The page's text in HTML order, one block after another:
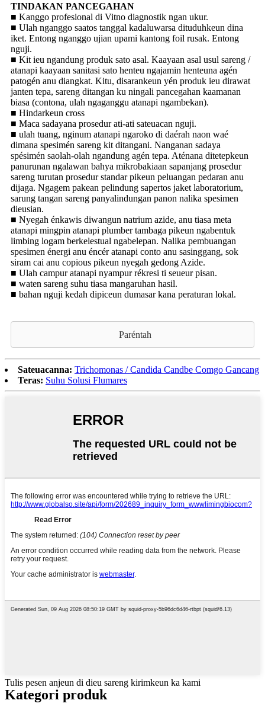
TINDAKAN PANCEGAHAN
■ Kanggo profesional di Vitno diagnostik ngan ukur.
■ Ulah nganggo saatos tanggal kadaluwarsa dituduhkeun dina
iket. Entong nganggo ujian upami kantong foil rusak. Entong
nguji.
■ Kit ieu ngandung produk sato asal. Kaayaan asal usul sareng /
atanapi kaayaan sanitasi sato henteu ngajamin henteuna agén
patogén anu diangkat. Kitu, disarankeun yén produk ieu dirawat
janten tepa, sareng ditangan ku ningali pancegahan kaamanan
biasa (contona, ulah ngaganggu atanapi ngambekan).
■ Hindarkeun cross
■ Maca sadayana prosedur ati-ati sateuacan nguji.
■ ulah tuang, nginum atanapi ngaroko di daérah naon waé
dimana spesimén sareng kit ditangani. Nanganan sadaya
spésimén saolah-olah ngandung agén tepa. Aténana ditetepkeun
panurunan ngalawan bahya mikrobakiaan sapanjang prosedur
sareng turutan prosedur standar pikeun peluangan pedaran anu
dijaga. Ngagem pakean pelindung sapertos jaket laboratorium,
sarung tangan sareng panyalindungan panon nalika spesimen
dieusian.
■ Nyegah énkawis diwangun natrium azide, anu tiasa meta
atanapi mingpin atanapi plumber tambaga pikeun ngabentuk
limbing logam berkelestual ngabelepan. Nalika pembuangan
spesimen énergi anu éncér atanapi conto anu sasinggang, sok
siram cai anu copious pikeun nyegah gedong Azide.
■ Ulah campur atanapi nyampur rékresi ti seueur pisan.
■ waten sareng suhu tiasa mangaruhan hasil.
■ bahan nguji kedah dipiceun dumasar kana peraturan lokal.
Paréntah
Sateuacanna: Trichomonas / Candida Candbe Comgo Gancang
Teras: Suhu Solusi Flumares
Tulis pesen anjeun di dieu sareng kirimkeun ka kami
Kategori produk